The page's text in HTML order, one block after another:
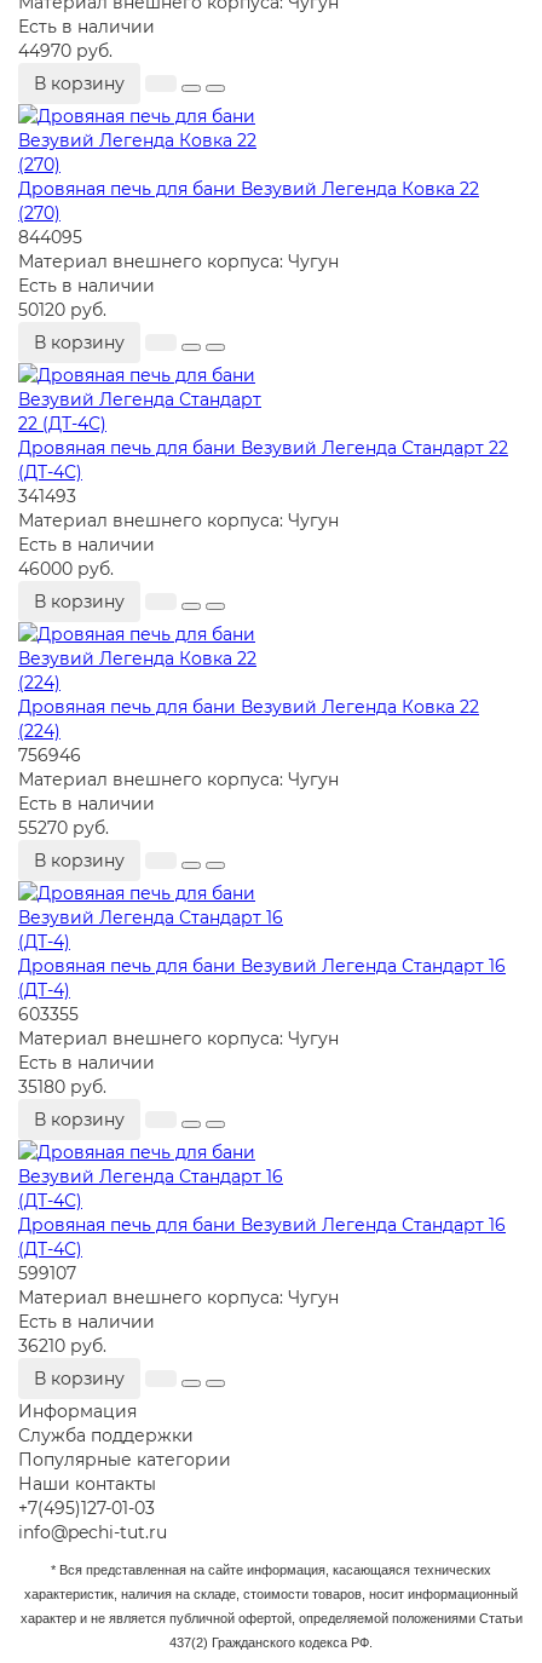
Есть в наличии
44970 руб.
В корзину
Дровяная печь для бани Везувий Легенда Ковка 22
(270)
844095
Материал внешнего корпуса: Чугун
Есть в наличии
50120 руб.
В корзину
Дровяная печь для бани Везувий Легенда Стандарт 22
(ДТ-4С)
341493
Материал внешнего корпуса: Чугун
Есть в наличии
46000 руб.
В корзину
Дровяная печь для бани Везувий Легенда Ковка 22
(224)
756946
Материал внешнего корпуса: Чугун
Есть в наличии
55270 руб.
В корзину
Дровяная печь для бани Везувий Легенда Стандарт 16
(ДТ-4)
603355
Материал внешнего корпуса: Чугун
Есть в наличии
35180 руб.
В корзину
Дровяная печь для бани Везувий Легенда Стандарт 16
(ДТ-4С)
599107
Материал внешнего корпуса: Чугун
Есть в наличии
36210 руб.
В корзину
Информация
Служба поддержки
Популярные категории
Наши контакты
+7(495)127-01-03
info@pechi-tut.ru
* Вся представленная на сайте информация, касающаяся технических
характеристик, наличия на складе, стоимости товаров, носит информационный
характер и не является публичной офертой, определяемой положениями Статьи
437(2) Гражданского кодекса РФ.